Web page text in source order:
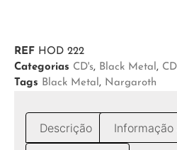
REF HOD 222
Categorias CD's, Black Metal ,
Tags Black Metal , Nargaroth
Descrição